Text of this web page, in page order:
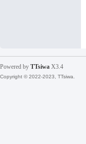
Powered by TTsiwa X3.4
Copyright © 2022-2023, TTsiwa.